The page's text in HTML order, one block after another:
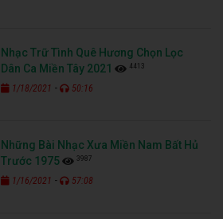
Nhạc Trữ Tình Quê Hương Chọn Lọc
Dân Ca Miền Tây 2021
4413
1/18/2021 - 50:16
Những Bài Nhạc Xưa Miền Nam Bất Hủ
Trước 1975
3987
1/16/2021 - 57:08